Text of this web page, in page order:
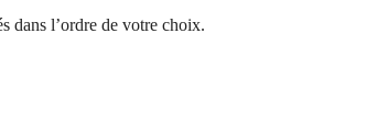
dans l’ordre de votre choix.